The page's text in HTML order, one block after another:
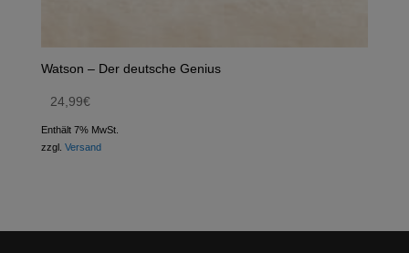
Watson – Der deutsche Genius
24,99€
Enthält 7% MwSt.
zzgl. Versand